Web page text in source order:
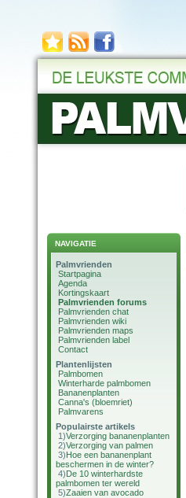
NAVIGATIE
Palmvrienden
Startpagina
Agenda
Kortingskaart
Palmvrienden forums
Palmvrienden chat
Palmvrienden wiki
Palmvrienden maps
Palmvrienden label
Contact
Plantenlijsten
Palmbomen
Winterharde palmbomen
Bananenplanten
Canna's (bloemriet)
Palmvarens
Populairste artikels
1)Verzorging bananenplanten
2)Verzorging van palmen
3)Hoe een bananenplant
beschermen in de winter?
4)De 10 winterhardste
palmbomen ter wereld
5)Zaaien van avocado